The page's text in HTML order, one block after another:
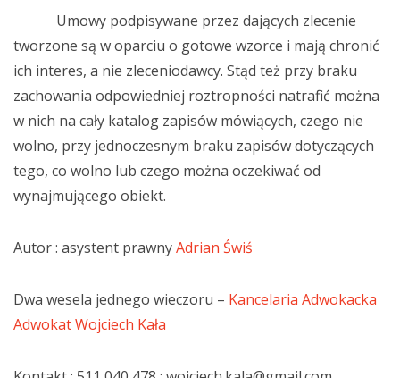
Umowy podpisywane przez dających zlecenie
tworzone są w oparciu o gotowe wzorce i mają chronić
ich interes, a nie zleceniodawcy. Stąd też przy braku
zachowania odpowiedniej roztropności natrafić można
w nich na cały katalog zapisów mówiących, czego nie
wolno, przy jednoczesnym braku zapisów dotyczących
tego, co wolno lub czego można oczekiwać od
wynajmującego obiekt.
Autor : asystent prawnyAdrian Świś
Dwa wesela jednego wieczoru – Kancelaria Adwokacka
Adwokat Wojciech Kała